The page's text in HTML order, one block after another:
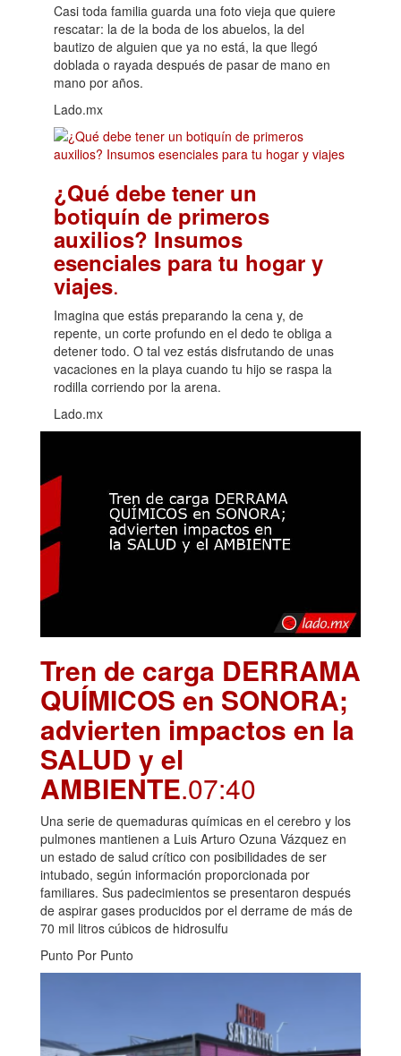
Casi toda familia guarda una foto vieja que quiere
rescatar: la de la boda de los abuelos, la del
bautizo de alguien que ya no está, la que llegó
doblada o rayada después de pasar de mano en
mano por años.
Lado.mx
¿Qué debe tener un
botiquín de primeros
auxilios? Insumos
esenciales para tu hogar y
viajes.
Imagina que estás preparando la cena y, de
repente, un corte profundo en el dedo te obliga a
detener todo. O tal vez estás disfrutando de unas
vacaciones en la playa cuando tu hijo se raspa la
rodilla corriendo por la arena.
Lado.mx
Tren de carga DERRAMA
QUÍMICOS en SONORA;
advierten impactos en la
SALUD y el
AMBIENTE.07:40
Una serie de quemaduras químicas en el cerebro y los
pulmones mantienen a Luis Arturo Ozuna Vázquez en
un estado de salud crítico con posibilidades de ser
intubado, según información proporcionada por
familiares. Sus padecimientos se presentaron después
de aspirar gases producidos por el derrame de más de
70 mil litros cúbicos de hidrosulfu
Punto Por Punto